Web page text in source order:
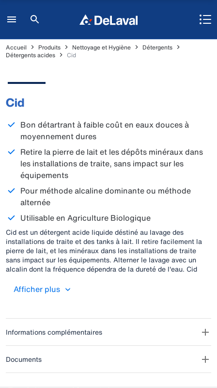
Accueil Produits Nettoyage et Hygiène
Détergents
Détergents acides
Cid
Cid
Bon détartrant à faible coût en eaux douces à
moyennement dures
Retire la pierre de lait et les dépôts minéraux dans
les installations de traite, sans impact sur les
équipements
Pour méthode alcaline dominante ou méthode
alternée
Utilisable en Agriculture Biologique
Cid est un détergent acide liquide déstiné au lavage des
installations de traite et des tanks à lait. Il retire facilement la
pierre de lait, et les minéraux dans les installations de traite
sans impact sur les équipements. Alterner le lavage avec un
alcalin dont la fréquence dépendra de la dureté de l'eau. Cid
d'utilisation. Il contribue efficacement à maintenir l'installation
de traite propre et sans rédisus pour un lait de qualité.
Afficher plus
Informations complémentaires
Documents